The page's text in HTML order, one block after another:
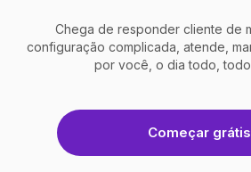
Chega de responder cliente de
configuração complicada, atende,
por você, o dia todo,
Começar grátis